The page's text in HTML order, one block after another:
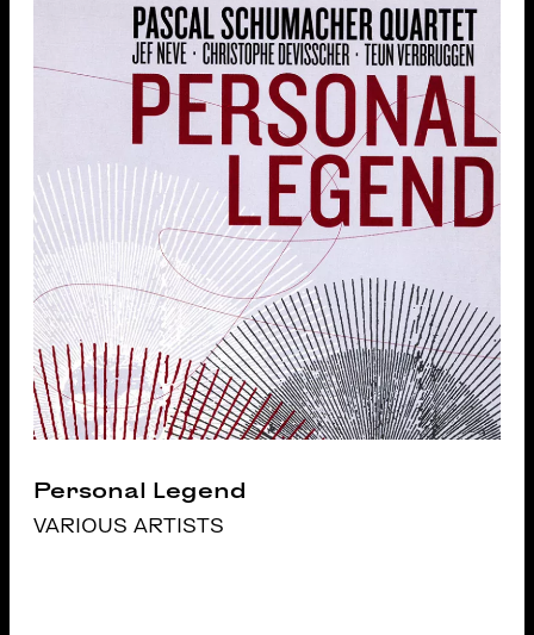
Personal Legend
VARIOUS ARTISTS